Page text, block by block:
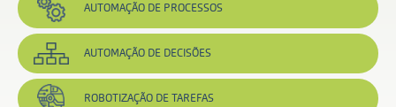
AUTOMAÇÃO DE PROCESSOS
AUTOMAÇÃO DE DECISÕES
ROBOTIZAÇÃO DE TAREFAS